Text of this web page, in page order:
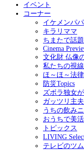
イベント
コーナー
イケメンパパ
キラリママ
ちまたで話
Cinema
文化財 仏像
私たちの視
ほ～ほ～法律
防災Topics
ズボラ独女
ガッツリ主
うちの飲み
おうちで美
トピックス
LIVING
テレビのツ